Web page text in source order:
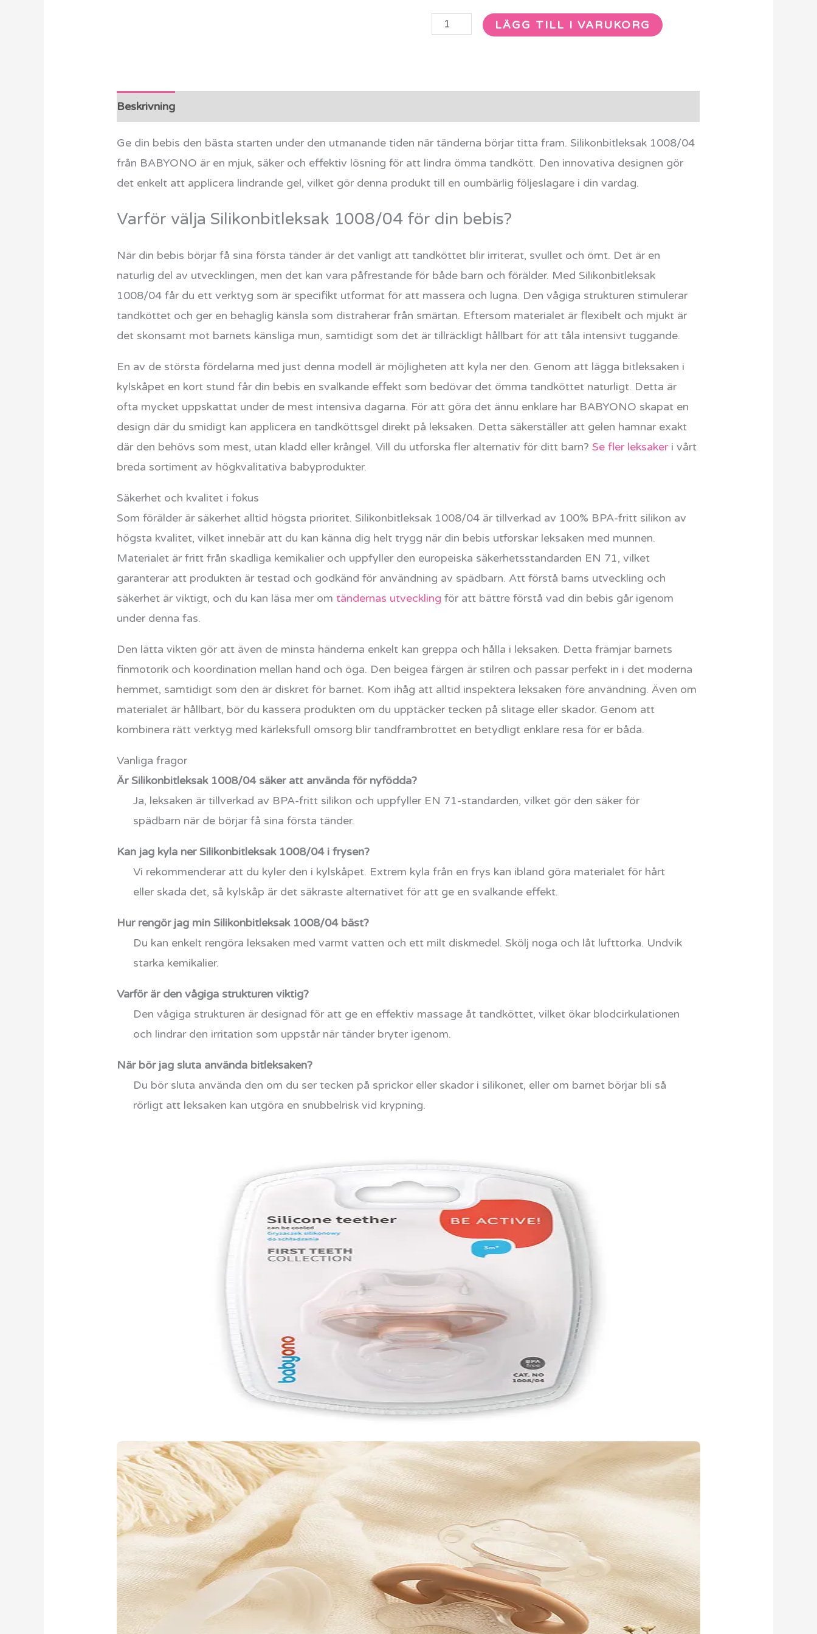
LÄGG TILL I VARUKORG
Beskrivning
Ge din bebis den bästa starten under den utmanande tiden när tänderna börjar titta fram. Silikonbitleksak 1008/04
från BABYONO är en mjuk, säker och effektiv lösning för att lindra ömma tandkött. Den innovativa designen gör
det enkelt att applicera lindrande gel, vilket gör denna produkt till en oumbärlig följeslagare i din vardag.
Varför välja Silikonbitleksak 1008/04 för din bebis?
När din bebis börjar få sina första tänder är det vanligt att tandköttet blir irriterat, svullet och ömt. Det är en
naturlig del av utvecklingen, men det kan vara påfrestande för både barn och förälder. Med Silikonbitleksak
1008/04 får du ett verktyg som är specifikt utformat för att massera och lugna. Den vågiga strukturen stimulerar
tandköttet och ger en behaglig känsla som distraherar från smärtan. Eftersom materialet är flexibelt och mjukt är
det skonsamt mot barnets känsliga mun, samtidigt som det är tillräckligt hållbart för att tåla intensivt tuggande.
En av de största fördelarna med just denna modell är möjligheten att kyla ner den. Genom att lägga bitleksaken i
kylskåpet en kort stund får din bebis en svalkande effekt som bedövar det ömma tandköttet naturligt. Detta är
ofta mycket uppskattat under de mest intensiva dagarna. För att göra det ännu enklare har BABYONO skapat en
design där du smidigt kan applicera en tandköttsgel direkt på leksaken. Detta säkerställer att gelen hamnar exakt
där den behövs som mest, utan kladd eller krångel. Vill du utforska fler alternativ för ditt barn?Se fler leksakeri vårt
breda sortiment av högkvalitativa babyprodukter.
Säkerhet och kvalitet i fokus
Som förälder är säkerhet alltid högsta prioritet. Silikonbitleksak 1008/04 är tillverkad av 100% BPA-fritt silikon av
högsta kvalitet, vilket innebär att du kan känna dig helt trygg när din bebis utforskar leksaken med munnen.
Materialet är fritt från skadliga kemikalier och uppfyller den europeiska säkerhetsstandarden EN 71, vilket
garanterar att produkten är testad och godkänd för användning av spädbarn. Att förstå barns utveckling och
säkerhet är viktigt, och du kan läsa mer omtändernas utveckling för att bättre förstå vad din bebis går igenom
under denna fas.
Den lätta vikten gör att även de minsta händerna enkelt kan greppa och hålla i leksaken. Detta främjar barnets
finmotorik och koordination mellan hand och öga. Den beigea färgen är stilren och passar perfekt in i det moderna
hemmet, samtidigt som den är diskret för barnet. Kom ihåg att alltid inspektera leksaken före användning. Även om
materialet är hållbart, bör du kassera produkten om du upptäcker tecken på slitage eller skador. Genom att
kombinera rätt verktyg med kärleksfull omsorg blir tandframbrottet en betydligt enklare resa för er båda.
Vanliga fragor
Är Silikonbitleksak 1008/04 säker att använda för nyfödda?
Ja, leksaken är tillverkad av BPA-fritt silikon och uppfyller EN 71-standarden, vilket gör den säker för
spädbarn när de börjar få sina första tänder.
Kan jag kyla ner Silikonbitleksak 1008/04 i frysen?
Vi rekommenderar att du kyler den i kylskåpet. Extrem kyla från en frys kan ibland göra materialet för hårt
eller skada det, så kylskåp är det säkraste alternativet för att ge en svalkande effekt.
Hur rengör jag min Silikonbitleksak 1008/04 bäst?
Du kan enkelt rengöra leksaken med varmt vatten och ett milt diskmedel. Skölj noga och låt lufttorka. Undvik
starka kemikalier.
Varför är den vågiga strukturen viktig?
Den vågiga strukturen är designad för att ge en effektiv massage åt tandköttet, vilket ökar blodcirkulationen
och lindrar den irritation som uppstår när tänder bryter igenom.
När bör jag sluta använda bitleksaken?
Du bör sluta använda den om du ser tecken på sprickor eller skador i silikonet, eller om barnet börjar bli så
rörligt att leksaken kan utgöra en snubbelrisk vid krypning.